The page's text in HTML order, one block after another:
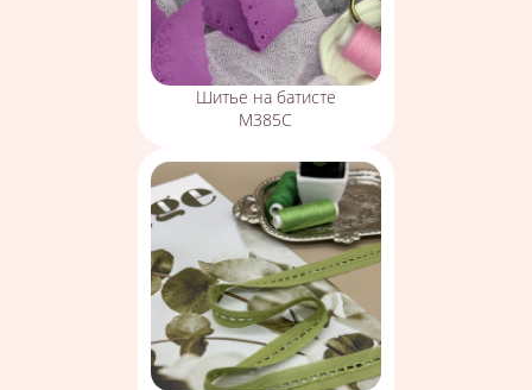
Шитье на батисте
М385С